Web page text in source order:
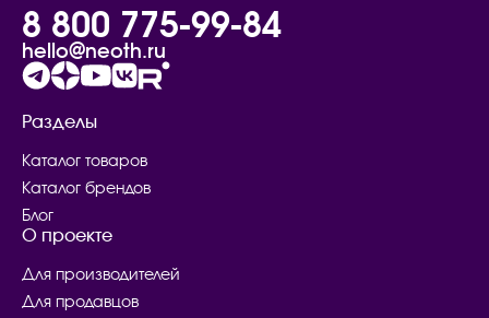
8 800 775-99-84
hello@neoth.ru
Разделы
Каталог товаров
Каталог брендов
Блог
О проекте
Для производителей
Для продавцов